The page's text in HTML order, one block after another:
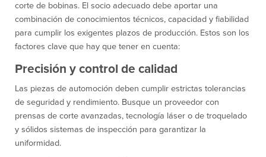
corte de bobinas. El socio adecuado debe aportar una
combinación de conocimientos técnicos, capacidad y fiabilidad
para cumplir los exigentes plazos de producción. Estos son los
factores clave que hay que tener en cuenta:
Precisión y control de calidad
Las piezas de automoción deben cumplir estrictas tolerancias
de seguridad y rendimiento. Busque un proveedor con
prensas de corte avanzadas, tecnología láser o de troquelado
y sólidos sistemas de inspección para garantizar la
uniformidad.